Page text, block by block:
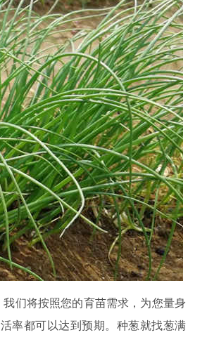
们将按照您的育苗需求，为您量身
率都可以达到预期。种葱就找葱满